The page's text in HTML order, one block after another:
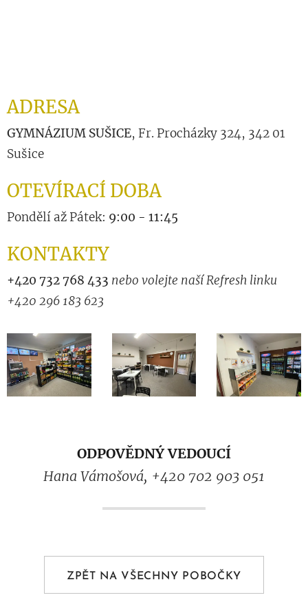
ADRESA
GYMNÁZIUM SUŠICE, Fr. Procházky 324, 342 01
Sušice
OTEVÍRACÍ DOBA
Pondělí až Pátek: 9:00 - 11:45
KONTAKTY
+420 732 768 433 nebo volejte naší Refresh linku
+420 296 183 623
ODPOVĚDNÝ VEDOUCÍ
Hana Vámošová, +420 702 903 051
ZPĚT NA VŠECHNY POBOČKY